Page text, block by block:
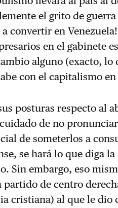
el grito de guerra
convertir en
en el gabinete
alguno (exacto, lo
con el capitalismo en
posturas respecto al
de no
de someterlos a
se hará lo que diga
Sin embargo, eso
partido de centro
cristiana) al que le dio